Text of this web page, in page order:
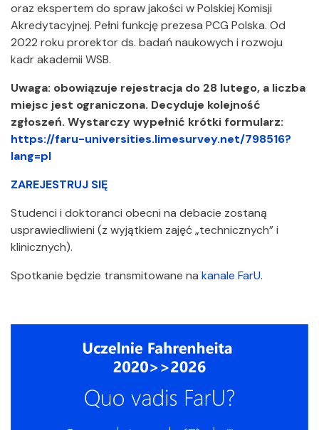
oraz ekspertem do spraw jakości w Polskiej Komisji
Akredytacyjnej. Pełni funkcję prezesa PCG Polska. Od
2022 roku prorektor ds. badań naukowych i rozwoju
kadr akademii WSB.
Uwaga: obowiązuje rejestracja do 28 lutego, a liczba
miejsc jest ograniczona. Decyduje kolejność
zgłoszeń. Wystarczy wypełnić krótki formularz:
https://faru-universities.limesurvey.net/798516?
lang=pl
ZAREJESTRUJ SIĘ
Studenci i doktoranci obecni na debacie zostaną
usprawiedliwieni (z wyjątkiem zajęć „technicznych” i
klinicznych).
Spotkanie będzie transmitowane na kanale FarU.